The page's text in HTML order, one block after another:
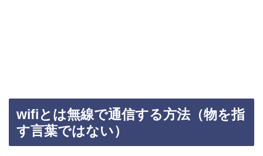
wifiとは無線で通信する方法（物を指
す言葉ではない）